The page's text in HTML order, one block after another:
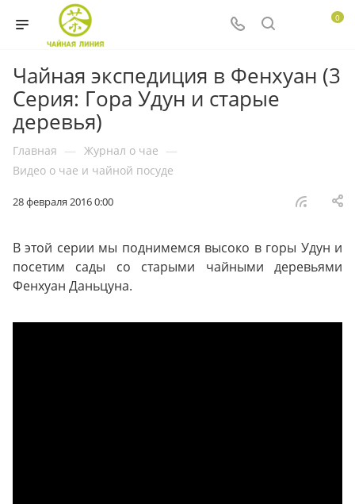
0
Чайная экспедиция в Фенхуан (3
Серия: Гора Удун и старые
деревья)
Главная — Журнал о чае —
Видео о чае и чайной посуде
28 февраля 2016 0:00
В этой серии мы поднимемся высоко в горы Удун и
посетим сады со старыми чайными деревьями
Фенхуан Даньцуна.